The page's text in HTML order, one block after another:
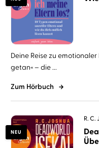
Deine Reise zu
getan« – die ...
Zum Hörbuch
NEU
R. C.